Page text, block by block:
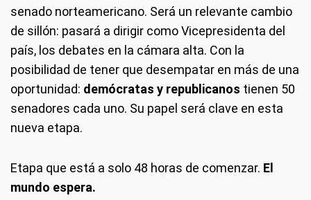
senado norteamericano. Será un relevante cambio
de sillón: pasará a dirigir como Vicepresidenta del
país, los debates en la cámara alta. Con la
posibilidad de tener que desempatar en más de una
oportunidad: demócratas y republicanos tienen 50
senadores cada uno. Su papel será clave en esta
nueva etapa.
Etapa que está a solo 48 horas de comenzar. El
mundo espera.